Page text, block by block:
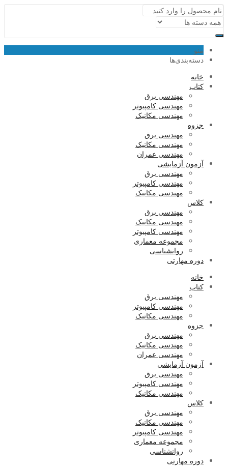
منو
دسته‌بندی‌ها
خانه
کتاب
مهندسی برق
مهندسی کامپیوتر
مهندسی مکانیک
جزوه
مهندسی برق
مهندسی مکانیک
مهندسی عمران
آزمون آزمایشی
مهندسی برق
مهندسی کامپیوتر
مهندسی مکانیک
کلاس
مهندسی برق
مهندسی مکانیک
مهندسی کامپیوتر
مجموعه معماری
روانشناسی
دوره مهارتی
خانه
کتاب
مهندسی برق
مهندسی کامپیوتر
مهندسی مکانیک
جزوه
مهندسی برق
مهندسی مکانیک
مهندسی عمران
آزمون آزمایشی
مهندسی برق
مهندسی کامپیوتر
مهندسی مکانیک
کلاس
مهندسی برق
مهندسی مکانیک
مهندسی کامپیوتر
مجموعه معماری
روانشناسی
دوره مهارتی